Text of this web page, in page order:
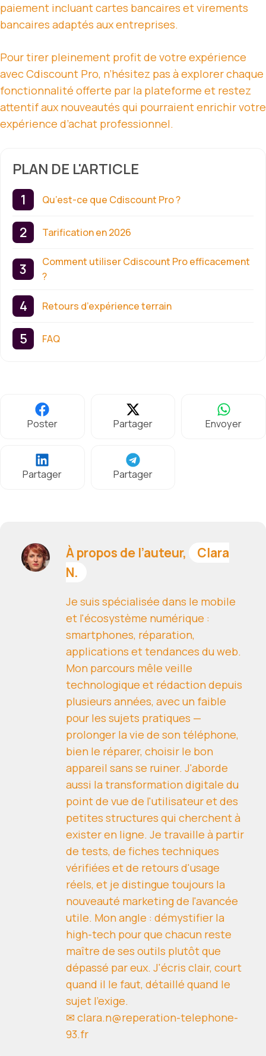
paiement incluant cartes bancaires et virements
bancaires adaptés aux entreprises.
Pour tirer pleinement profit de votre expérience
avec Cdiscount Pro, n’hésitez pas à explorer chaque
fonctionnalité offerte par la plateforme et restez
attentif aux nouveautés qui pourraient enrichir votre
expérience d’achat professionnel.
PLAN DE L'ARTICLE
Qu’est-ce que Cdiscount Pro ?
Tarification en 2026
Comment utiliser Cdiscount Pro efficacement
?
Retours d’expérience terrain
FAQ
Poster Partager Envoyer
Partager Partager
À propos de l’auteur,
Clara
N.
Je suis spécialisée dans le mobile
et l'écosystème numérique :
smartphones, réparation,
applications et tendances du web.
Mon parcours mêle veille
technologique et rédaction depuis
plusieurs années, avec un faible
pour les sujets pratiques —
prolonger la vie de son téléphone,
bien le réparer, choisir le bon
appareil sans se ruiner. J'aborde
aussi la transformation digitale du
point de vue de l'utilisateur et des
petites structures qui cherchent à
exister en ligne. Je travaille à partir
de tests, de fiches techniques
vérifiées et de retours d'usage
réels, et je distingue toujours la
nouveauté marketing de l'avancée
utile. Mon angle : démystifier la
high-tech pour que chacun reste
maître de ses outils plutôt que
dépassé par eux. J'écris clair, court
quand il le faut, détaillé quand le
sujet l'exige.
✉ clara.n@reperation-telephone-
93.fr